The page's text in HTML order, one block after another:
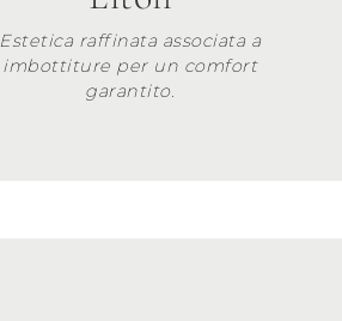
Estetica raffinata associata a
imbottiture per un comfort
garantito.